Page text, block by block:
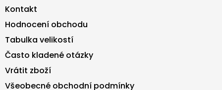
Kontakt
Hodnocení obchodu
Tabulka velikostí
Často kladené otázky
Vrátit zboží
Všeobecné obchodní podmínky